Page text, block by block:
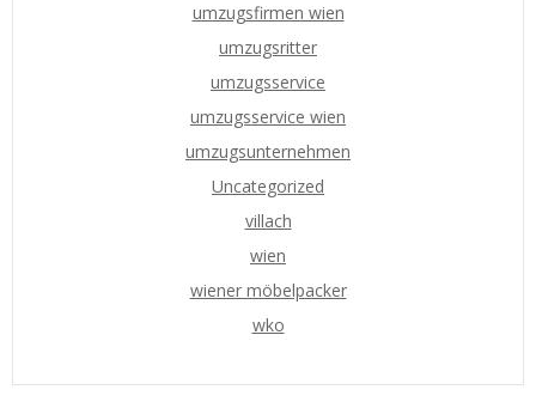
umzugsfirmen wien
umzugsritter
umzugsservice
umzugsservice wien
umzugsunternehmen
Uncategorized
villach
wien
wiener möbelpacker
wko